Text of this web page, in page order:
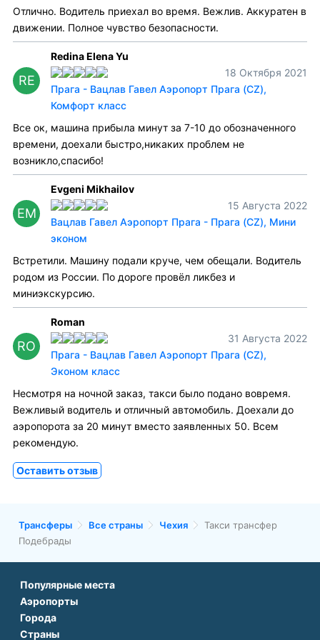
Отлично. Водитель приехал во время. Вежлив. Аккуратен в
движении. Полное чувство безопасности.
RE
Redina Elena Yu
18 Октября 2021
Прага - Вацлав Гавел Аэропорт Прага (CZ),
Комфорт класс
Все ок, машина прибыла минут за 7-10 до обозначенного
времени, доехали быстро,никаких проблем не
возникло,спасибо!
EM
Evgeni Mikhailov
15 Августа 2022
Вацлав Гавел Аэропорт Прага - Прага (CZ), Мини
эконом
Встретили. Машину подали круче, чем обещали. Водитель
родом из России. По дороге провёл ликбез и
миниэкскурсию.
RO
Roman
31 Августа 2022
Прага - Вацлав Гавел Аэропорт Прага (CZ),
Эконом класс
Несмотря на ночной заказ, такси было подано вовремя.
Вежливый водитель и отличный автомобиль. Доехали до
аэропорота за 20 минут вместо заявленных 50. Всем
рекомендую.
Оставить отзыв
Трансферы Все страны Чехия
Такси трансфер
Подебрады
Популярные места
Аэропорт Подгорицы
Аэропорт Белграда
Аэропорты
Аэропорт Антальи
Города
Страны